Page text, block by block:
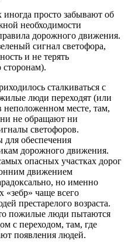
просто забывают об
необходимости
дорожного движения.
сигнал светофора,
и не терять
сторонам).
сталкиваться с
люди переходят (или
неположенном месте, там,
не обращают ни
светофоров.
обеспечения
дорожного движения.
опасных участках дорог
движением
но именно
«зебр» чаще всего
престарелого возраста.
пожилые люди пытаются
с переходом, там, где
появления людей.